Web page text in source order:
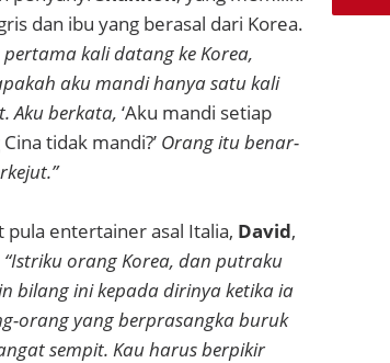
dan ibu yang berasal dari Korea.
pertama kali datang ke Korea,
aku mandi hanya satu kali
Aku berkata, ‘Aku mandi setiap
tidak mandi?’Orang itu benar-
entertainer asal Italia, David,
“Istriku orang Korea, dan putraku
bilang ini kepada dirinya ketika ia
orang yang berprasangka buruk
sempit. Kau harus berpikir